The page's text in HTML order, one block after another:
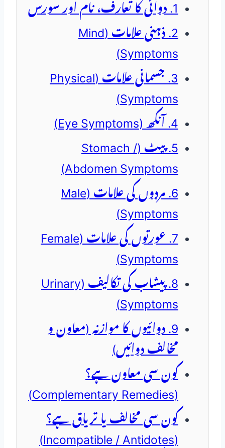
1. دوائی کا تعارف، نام اور سورس
2. ذہنی علامات (Mind
Symptoms)
3. جسمانی علامات (Physical
Symptoms)
4. آنکھ (Eye Symptoms)
5. پیٹ (Stomach /
Abdomen Symptoms)
6. مردوں کی علامات (Male
Symptoms)
7. عورتوں کی علامات (Female
Symptoms)
8. پیشاب کی تکالیف (Urinary
Symptoms)
9. دوائیوں کا موازنہ (معاون و
مخالف دوائیں)
کون سی معاون ہے؟
(Complementary Remedies)
کون سی مخالف یا تریاق ہے؟
(Incompatible / Antidotes)